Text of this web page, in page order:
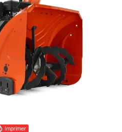
Imprimer